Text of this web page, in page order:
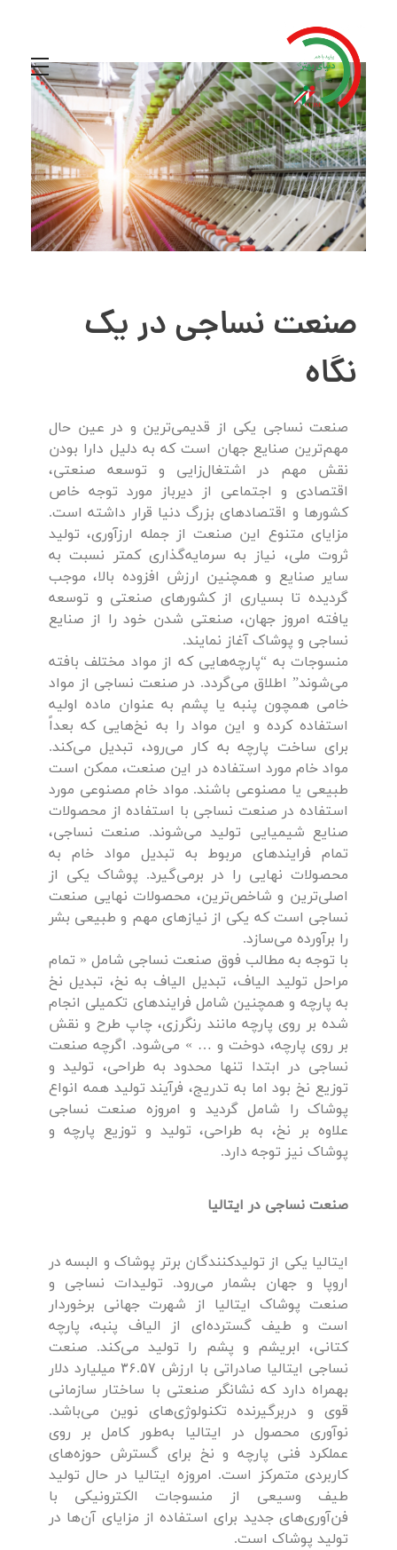
صنعت نساجی در یک
نگاه
صنعت نساجی یکی از قدیمی‌ترین و در عین حال
مهم‌ترین صنایع جهان است که به دلیل دارا بودن
نقش مهم در اشتغال‌زایی و توسعه صنعتی،
اقتصادی و اجتماعی از دیرباز مورد توجه خاص
کشورها و اقتصادهای بزرگ دنیا قرار داشته است.
مزایای متنوع این صنعت از جمله ارزآوری، تولید
ثروت ملی، نیاز به سرمایه‌گذاری کمتر نسبت به
سایر صنایع و همچنین ارزش افزوده بالا، موجب
گردیده تا بسیاری از کشورهای صنعتی و توسعه
یافته امروز جهان، صنعتی شدن خود را از صنایع
نساجی و پوشاک آغاز نمایند.
منسوجات به “پارچه‌هایی که از مواد مختلف بافته
می‌شوند” اطلاق می‌گردد. در صنعت نساجی از مواد
خامی همچون پنبه یا پشم به عنوان ماده اولیه
استفاده کرده و این مواد را به نخ‌هایی که بعداً
برای ساخت پارچه به کار می‌رود، تبدیل می‌کند.
مواد خام مورد استفاده در این صنعت، ممکن است
طبیعی یا مصنوعی باشند. مواد خام مصنوعی مورد
استفاده در صنعت نساجی با استفاده از محصولات
صنایع شیمیایی تولید می‌شوند. صنعت نساجی،
تمام فرایندهای مربوط به تبدیل مواد خام به
محصولات نهایی را در برمی‌گیرد. پوشاک یکی از
اصلی‌ترین و شاخص‌ترین، محصولات نهایی صنعت
نساجی است که یکی از نیازهای مهم و طبیعی بشر
را برآورده می‌سازد.
با توجه به مطالب فوق صنعت نساجی شامل « تمام
مراحل تولید الیاف، تبدیل الیاف به نخ، تبدیل نخ
به پارچه و همچنین شامل فرایندهای تکمیلی انجام
شده بر روی پارچه مانند رنگرزی، چاپ طرح و نقش
بر روی پارچه، دوخت و … » می‌شود. اگرچه صنعت
نساجی در ابتدا تنها محدود به طراحی، تولید و
توزیع نخ بود اما به تدریج، فرآیند تولید همه انواع
پوشاک را شامل گردید و امروزه صنعت نساجی
علاوه بر نخ، به طراحی، تولید و توزیع پارچه و
پوشاک نیز توجه دارد.
صنعت نساجی در ایتالیا
ایتالیا یکی از تولیدکنندگان برتر پوشاک و البسه در
اروپا و جهان بشمار می‌رود. تولیدات نساجی و
صنعت پوشاک ایتالیا از شهرت جهانی برخوردار
است و طیف گسترده‌ای از الیاف پنبه، پارچه
کتانی، ابریشم و پشم را تولید می‌کند. صنعت
نساجی ایتالیا صادراتی با ارزش ۳۶.۵۷ میلیارد دلار
بهمراه دارد که نشانگر صنعتی با ساختار سازمانی
قوی و دربرگیرنده تکنولوژی‌های نوین می‌باشد.
نوآوری محصول در ایتالیا به‌طور کامل بر روی
عملکرد فنی پارچه و نخ برای گسترش حوزه‌های
کاربردی متمرکز است. امروزه ایتالیا در حال تولید
طیف وسیعی از منسوجات الکترونیکی با
فن‌آوری‌های جدید برای استفاده از مزایای آن‌ها در
تولید پوشاک است.